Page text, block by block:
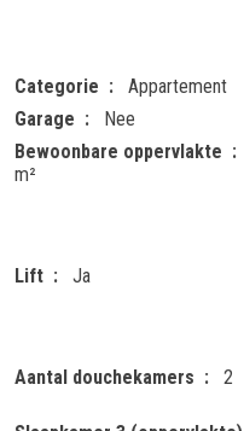
Categorie Appartement
Garage Nee
Bewoonbare oppervlakte
m²
Lift Ja
Aantal douchekamers 2